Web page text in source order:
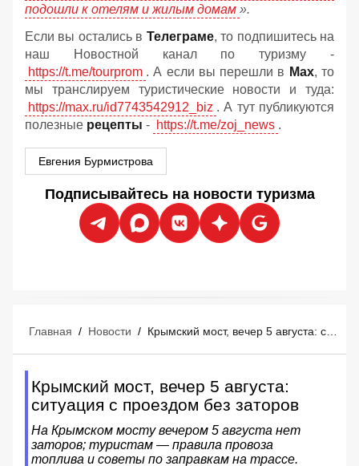
подошли к отелям и жилым домам ».
Если вы остались в Телеграме, то подпишитесь на
наш Новостной канал по туризму -
https://t.me/tourprom . А если вы перешли в Мах, то
мы транслируем туристические новости и туда:
https://max.ru/id7743542912_biz . А тут публикуются
полезные рецепты - https://t.me/zoj_news .
Евгения Бурмистрова
Подписывайтесь на новости туризма
Главная / Новости / Крымский мост, вечер 5 августа: ситуация с проездом без заторов
Крымский мост, вечер 5 августа:
ситуация с проездом без заторов
На Крымском мосту вечером 5 августа нет
заторов; туристам — правила провоза
топлива и советы по заправкам на трассе.